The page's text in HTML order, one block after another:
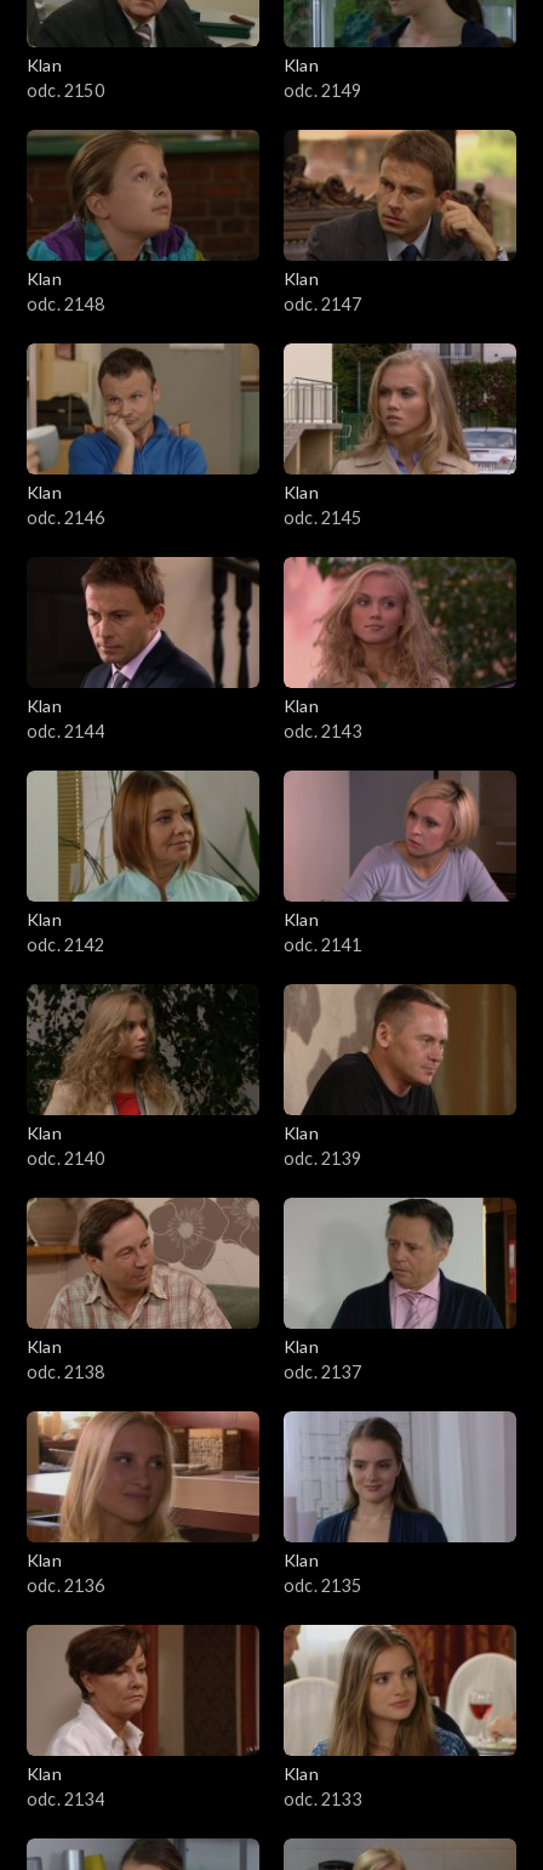
Klan
odc. 2150
Klan
odc. 2149
Klan
odc. 2148
Klan
odc. 2147
Klan
odc. 2146
Klan
odc. 2145
Klan
odc. 2144
Klan
odc. 2143
Klan
odc. 2142
Klan
odc. 2141
Klan
odc. 2140
Klan
odc. 2139
Klan
odc. 2138
Klan
odc. 2137
Klan
odc. 2136
Klan
odc. 2135
Klan
odc. 2134
Klan
odc. 2133